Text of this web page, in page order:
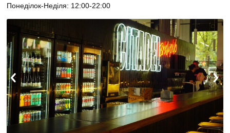
Понеділок-Неділя: 12:00-22:00